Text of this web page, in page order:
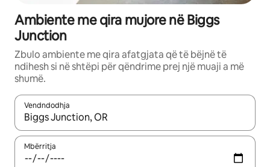
Ambiente me qira mujore në Biggs
Junction
Zbulo ambiente me qira afatgjata që të bëjnë të
ndihesh si në shtëpi për qëndrime prej një muaji a më
shumë.
Vendndodhja
Kur rezultatet të jenë të disponueshme, lëviz me butonat e
Mbërritja